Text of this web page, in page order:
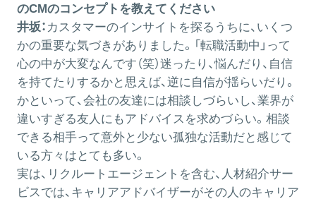
のCMのコンセプトを教えてください
井坂： カスタマーのインサイトを探るうちに、いくつ
かの重要な気づきがありました。「転職活動中」って
心の中が大変なんです（笑）迷ったり、悩んだり、自信
を持てたりするかと思えば、逆に自信が揺らいだり。
かといって、会社の友達には相談しづらいし、業界が
違いすぎる友人にもアドバイスを求めづらい。相談
できる相手って意外と少ない孤独な活動だと感じて
いる方々はとても多い。
実は、リクルートエージェントを含む、人材紹介サー
ビスでは、キャリアアドバイザーがその人のキャリア